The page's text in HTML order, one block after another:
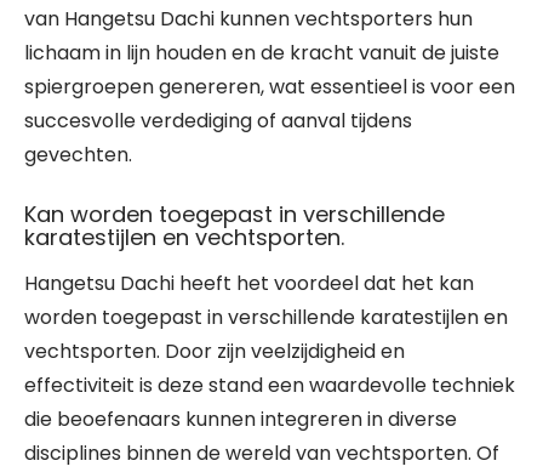
van Hangetsu Dachi kunnen vechtsporters hun
lichaam in lijn houden en de kracht vanuit de juiste
spiergroepen genereren, wat essentieel is voor een
succesvolle verdediging of aanval tijdens
gevechten.
Kan worden toegepast in verschillende
karatestijlen en vechtsporten.
Hangetsu Dachi heeft het voordeel dat het kan
worden toegepast in verschillende karatestijlen en
vechtsporten. Door zijn veelzijdigheid en
effectiviteit is deze stand een waardevolle techniek
die beoefenaars kunnen integreren in diverse
disciplines binnen de wereld van vechtsporten. Of